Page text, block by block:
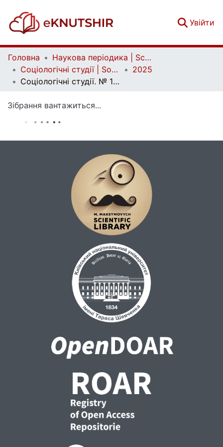
Увійти
Головна
Наукова періодика | Scientific periodicals
Соціологічні студії | Sociological Studios
2025
Cоціологічні студії. № 1 (26)
Зібрання вантажиться...